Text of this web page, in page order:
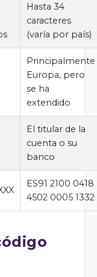
Hasta 34
caracteres
(varía por país)
Principalmente
Europa, pero
se ha
extendido
El titular de la
cuenta o su
banco
ES91 2100 0418
4502 0005 1332